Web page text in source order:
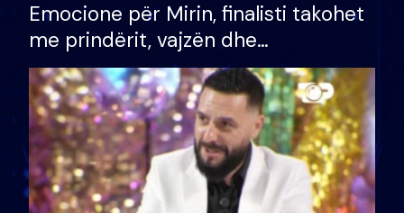
Emocione për Mirin, finalisti takohet
me prindërit, vajzën dhe
bashkëshorten: S’kemi ndonjë letër
divorci apo jo?